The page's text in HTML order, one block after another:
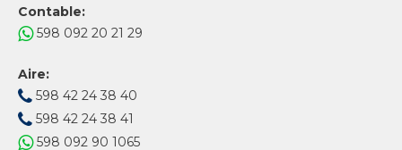
Contable:
598 092 20 21 29
Aire:
598 42 24 38 40
598 42 24 38 41
598 092 90 1065